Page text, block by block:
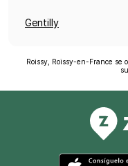
Gentilly
Roissy, Roissy-en-France se